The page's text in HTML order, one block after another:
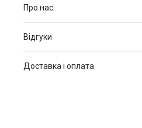
Про нас
Відгуки
Доставка і оплата